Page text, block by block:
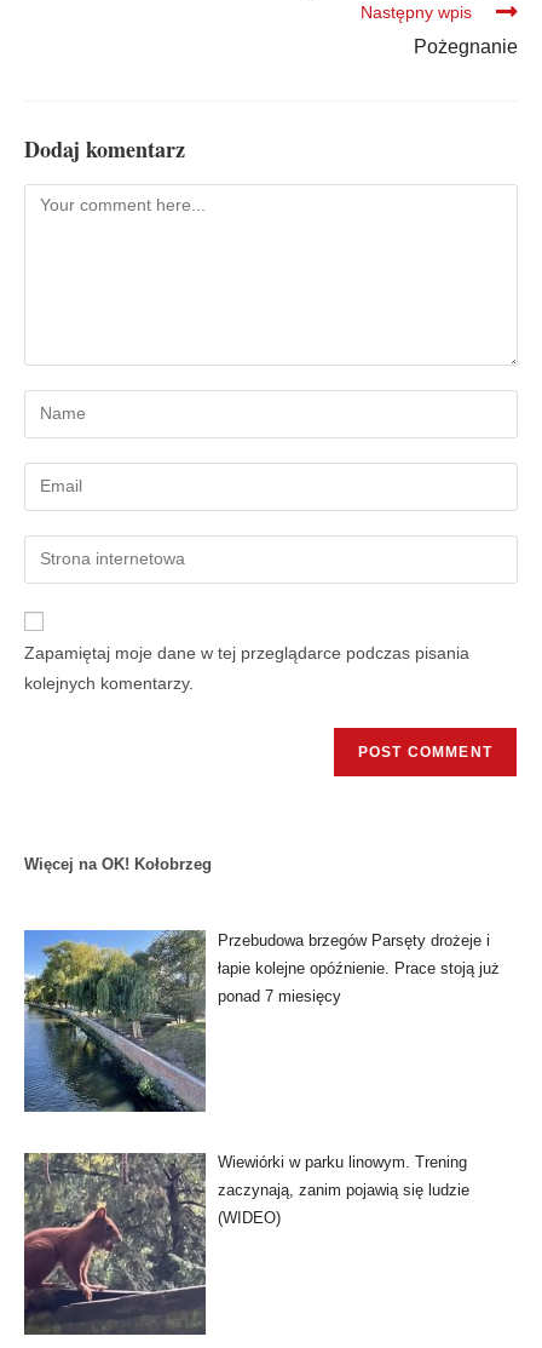
Następny wpis
Pożegnanie
Dodaj komentarz
Zapamiętaj moje dane w tej przeglądarce podczas pisania
kolejnych komentarzy.
Więcej na OK! Kołobrzeg
Przebudowa brzegów Parsęty drożeje i
łapie kolejne opóźnienie. Prace stoją już
ponad 7 miesięcy
Wiewiórki w parku linowym. Trening
zaczynają, zanim pojawią się ludzie
(WIDEO)